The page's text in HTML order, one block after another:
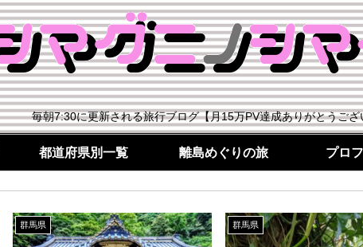
毎朝7:30に更新される旅行ブログ【月15万PV達成ありがとうござ
都道府県別一覧 離島めぐりの旅 プロ
群馬県 群馬県